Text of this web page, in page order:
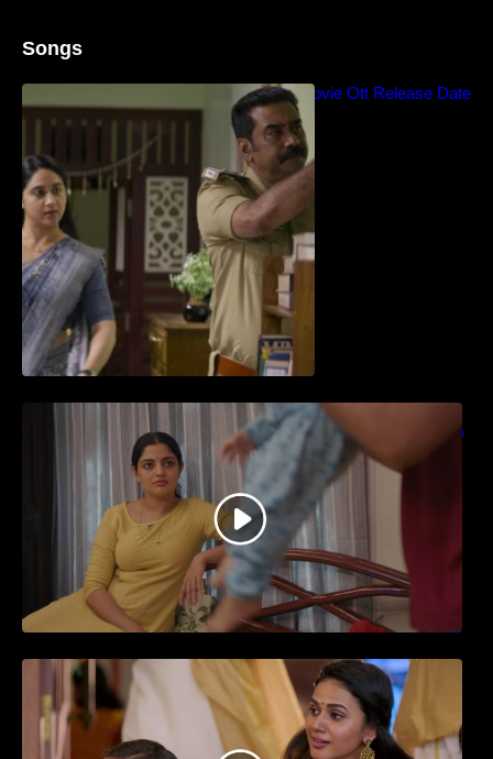
Songs
Blockbuster Thalavan Movie Ott Release Date
– Video Song Release
തിയേറ്ററിൽ വൻ വിജയമായി മുന്നേറിയ
ഗുരുവായൂർ അംബലനടയിൽ… വീഡിയോ
സോങ്ങ്..
ജനപ്രിയ നടൻ ദിലീപ് നയകമായി
എത്തുന്ന പവി കെയർ ടേക്കർ.. വീഡിയോ
സോംഗ്…